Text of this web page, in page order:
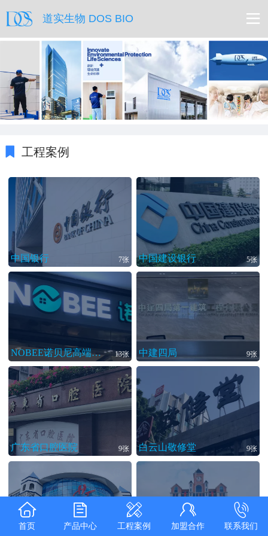
道实生物 DOS BIO
工程案例
中国银行 7张 中国建设银行 5张
NOBEE诺贝尼高端家居定制 13张 中建四局 9张
广东省口腔医院 9张 白云山敬修堂 9张
首页 产品中心 工程案例 加盟合作 联系我们